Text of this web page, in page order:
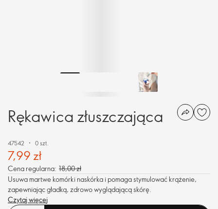
Rękawica złuszczająca
47542 0 szt.
7,99 zł
Cena regularna: 18,00 zł
Usuwa martwe komórki naskórka i pomaga stymulować krążenie,
zapewniając gładką, zdrowo wyglądającą skórę.
Czytaj więcej